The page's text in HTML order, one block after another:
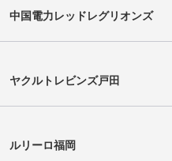
中国電力レッドレグリオンズ
ヤクルトレビンズ戸田
ルリーロ福岡